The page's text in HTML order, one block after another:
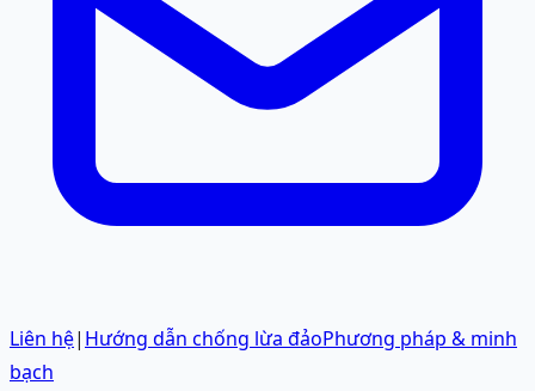
Liên hệ| Hướng dẫn chống lừa đảoPhương pháp & minh
bạch